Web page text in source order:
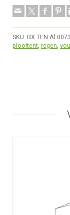
SKU:
plooitent, regen,